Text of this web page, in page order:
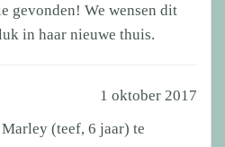
gevonden! We wensen dit
in haar nieuwe thuis.
1 oktober 2017
(teef, 6 jaar) te